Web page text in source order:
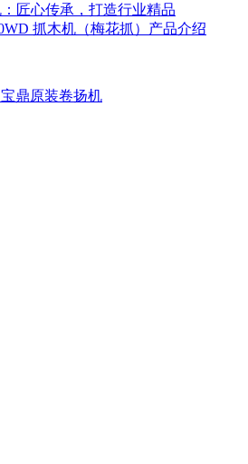
匠心传承，打造行业精品
抓木机（梅花抓）产品介绍
宝鼎原装卷扬机